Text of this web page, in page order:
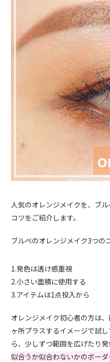
人気のオレンジメイクを、ブ
コツをご紹介します。
ブルベのオレンジメイク3つの
1.発色は透け感重視
2.小さい面積に使用する
3.アイテムは1点投入から
オレンジメイク初心者の方は
ヶ所プラスするイメージで試
ら、少しずつ範囲を広げたり発
似合うか似合わないかのボー